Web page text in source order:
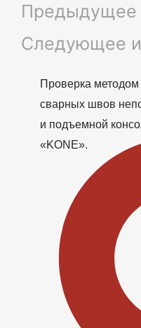
Предыдущее
Следующее
Проверка
сварных швов
и подъемной
«KONE».